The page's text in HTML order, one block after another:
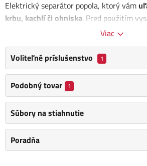
Elektrický separátor popola, ktorý vám
krbu, kachlí či ohniska. Pred použitím
že popol, prípadne uhlie sú vychladnuté.
Prúd vzduchu: 30 l/s
Madlo pre ľahké prenášanie
Výhody:
Výkon
Hadica
Obsah balenia:
Viac
Voliteľné príslušenstvo 1
Podobný tovar 1
Súbory na stiahnutie
Poradňa